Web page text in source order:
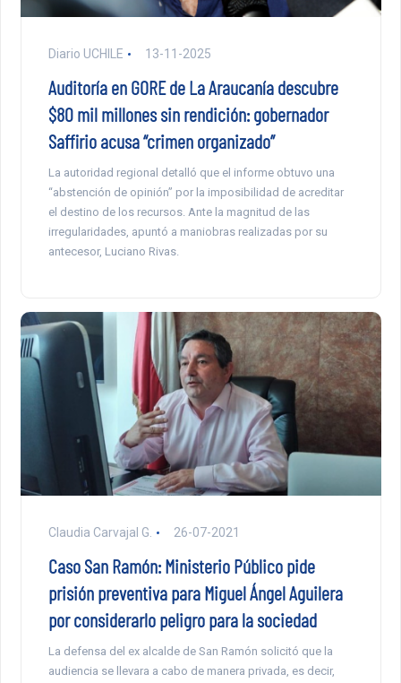
Diario UCHILE 13-11-2025
Auditoría en GORE de La Araucanía descubre
$80 mil millones sin rendición: gobernador
Saffirio acusa “crimen organizado”
La autoridad regional detalló que el informe obtuvo una
“abstención de opinión” por la imposibilidad de acreditar
el destino de los recursos. Ante la magnitud de las
irregularidades, apuntó a maniobras realizadas por su
antecesor, Luciano Rivas.
Claudia Carvajal G. 26-07-2021
Caso San Ramón: Ministerio Público pide
prisión preventiva para Miguel Ángel Aguilera
por considerarlo peligro para la sociedad
La defensa del ex alcalde de San Ramón solicitó que la
audiencia se llevara a cabo de manera privada, es decir,